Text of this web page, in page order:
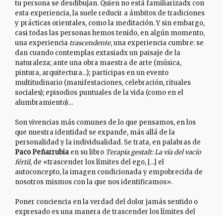
tu persona se desdibujan. Quien no está familiarizadx con
esta experiencia, la suele reducir a ámbitos de tradiciones
y prácticas orientales, como la meditación. Y sin embargo,
casi todas las personas hemos tenido, en algún momento,
una experiencia trascendente, una experiencia cumbre: se
dan cuando contemplas extasiadx un paisaje de la
naturaleza; ante una obra maestra de arte (música,
pintura, arquitectura…); participas en un evento
multitudinario (manifestaciones, celebración, rituales
sociales); episodios puntuales de la vida (como en el
alumbramiento)…
Son vivencias más comunes de lo que pensamos, en los
que nuestra identidad se expande, más allá de la
personalidad y la individualidad. Se trata, en palabras de
Paco Peñarrubia en su libro Terapia gestalt: La vía del vacío
fértil, de «trascender los límites del ego, […] el
autoconcepto, la imagen condicionada y empobrecida de
nosotros mismos con la que nos identificamos».
Poner conciencia en la verdad del dolor jamás sentido o
expresado es una manera de trascender los límites del